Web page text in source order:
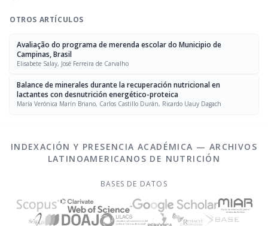
OTROS ARTÍCULOS
Avaliação do programa de merenda escolar do Municipio de
Campinas, Brasil
Elisabete Salay, José Ferreira de Carvalho
Balance de minerales durante la recuperación nutricional en
lactantes con desnutrición energético-proteica
María Verónica Marín Briano, Carlos Castillo Durán, Ricardo Uauy Dagach
INDEXACIÓN Y PRESENCIA ACADÉMICA — ARCHIVOS
LATINOAMERICANOS DE NUTRICIÓN
BASES DE DATOS